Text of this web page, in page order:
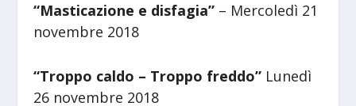
“Masticazione e disfagia” – Mercoledì 21
novembre 2018
“Troppo caldo – Troppo freddo” Lunedì
26 novembre 2018